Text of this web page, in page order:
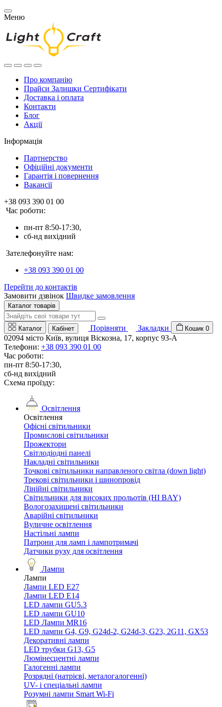
Меню
Про компанію
Прайси Залишки Сертифікати
Доставка і оплата
Контакти
Блог
Акції
Інформація
Партнерство
Офіційні документи
Гарантія і повернення
Вакансії
+38 093 390 01 00
Час роботи:
пн-пт 8:50-17:30,
сб-нд вихідний
Зателефонуйте нам:
+38 093 390 01 00
Перейти до контактів
Замовити дзвінок Швидке замовлення
Каталог товарів
Каталог Кабінет Порівняти Закладки Кошик 0
02094 місто Київ, вулиця Віскозна, 17, корпус 93-А
Телефони: +38 093 390 01 00
Час роботи:
пн-пт 8:50-17:30,
сб-нд вихідний
Схема проїзду:
Освітлення
Освітлення
Офісні світильники
Промислові світильники
Прожектори
Світлодіодні панелі
Накладні світильники
Точкові світильники направленого світла (down light)
Трекові світильники і шинопровід
Лінійні світильники
Світильники для високих прольотів (HI BAY)
Вологозахищені світильники
Аварійні світильники
Вуличне освітлення
Настільні лампи
Патрони для ламп і лампотримачі
Датчики руху для освітлення
Лампи
Лампи
Лампи LED E27
Лампи LED Е14
LED лампи GU5.3
LED лампи GU10
LED Лампи MR16
LED лампи G4, G9, G24d-2, G24d-3, G23, 2G11, GX53
Декоративні лампи
LED трубки G13, G5
Люмінесцентні лампи
Галогенні лампи
Розрядні (натрієві, металогалогенні)
UV- і спеціальні лампи
Розумні лампи Smart Wi-Fi